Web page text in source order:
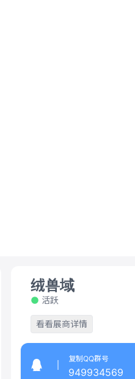
绒兽域
活跃
看看展商详情
复制QQ群号
949934569